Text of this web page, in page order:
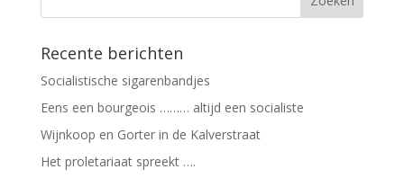
Recente berichten
Socialistische sigarenbandjes
Eens een bourgeois ……… altijd een socialiste
Wijnkoop en Gorter in de Kalverstraat
Het proletariaat spreekt ….